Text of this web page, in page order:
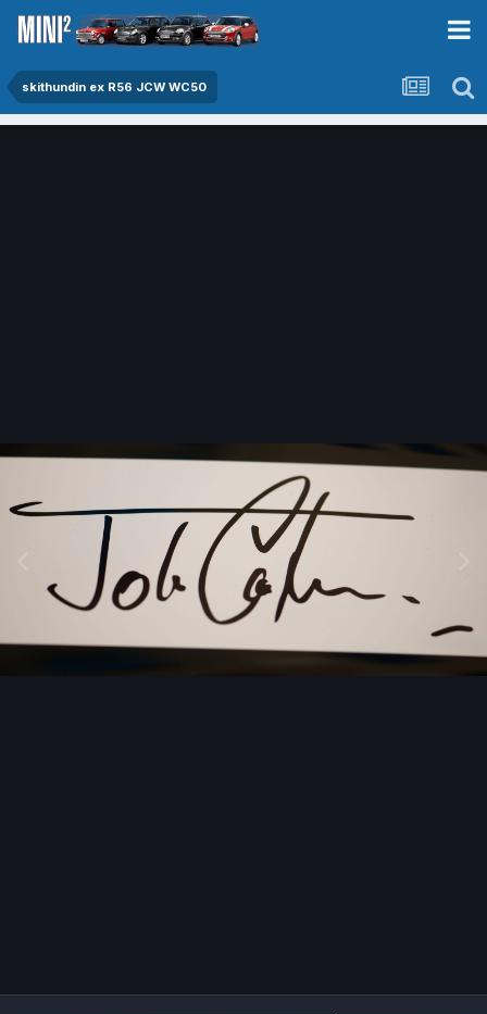
skithundin ex R56 JCW WC50